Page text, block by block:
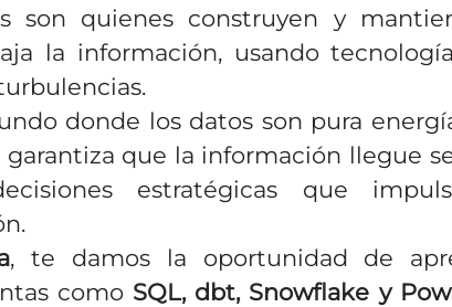
son quienes construyen y
la información, usando
donde los datos son pura
garantiza que la información llegue
estratégicas que
, te damos la oportunidad de
como SQL, dbt, Snowflake y